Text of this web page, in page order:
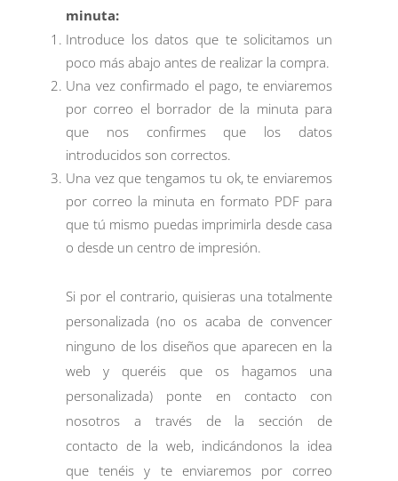
minuta:
Introduce los datos que te solicitamos un
poco más abajo antes de realizar la compra.
Una vez confirmado el pago, te enviaremos
por correo el borrador de la minuta para
que nos confirmes que los datos
introducidos son correctos.
Una vez que tengamos tu ok, te enviaremos
por correo la minuta en formato PDF para
que tú mismo puedas imprimirla desde casa
o desde un centro de impresión.
Si por el contrario, quisieras una totalmente
personalizada (no os acaba de convencer
ninguno de los diseños que aparecen en la
web y queréis que os hagamos una
personalizada) ponte en contacto con
nosotros a través de la sección de
contacto de la web, indicándonos la idea
que tenéis y te enviaremos por correo